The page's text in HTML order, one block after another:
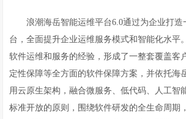
浪潮海岳智能运维平台6.0通过为企业打
台，全面提升企业运维服务模式和智能化水平
软件运维和服务的经验，形成了一整套覆盖客
定性保障等全方面的软件保障方案，并依托海
用云原生架构，融合微服务、低代码、人工智
标准开放的原则，围绕软件研发的全生命周期